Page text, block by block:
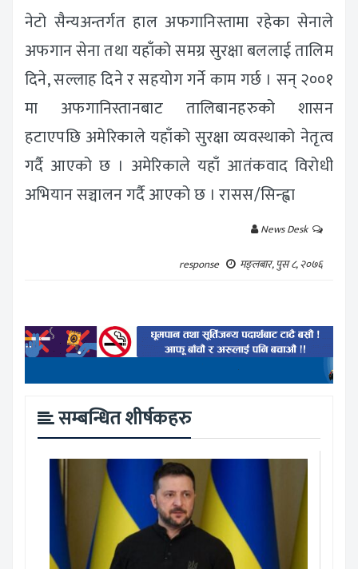
नेटो सैन्यअन्तर्गत हाल अफगानिस्तामा रहेका सेनाले
अफगान सेना तथा यहाँको समग्र सुरक्षा बललाई तालिम
दिने, सल्लाह दिने र सहयोग गर्ने काम गर्छ । सन् २००१
मा अफगानिस्तानबाट तालिबानहरुको शासन
हटाएपछि अमेरिकाले यहाँको सुरक्षा व्यवस्थाको नेतृत्व
गर्दै आएको छ । अमेरिकाले यहाँ आतंकवाद विरोधी
अभियान सञ्चालन गर्दै आएको छ । रासस/सिन्ह्वा
News Desk
response
मङ्लबार, पुस ८, २०७६
सम्बन्धित शीर्षकहरु